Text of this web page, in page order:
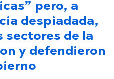
pero, a
despiadada,
sectores de la
y defendieron